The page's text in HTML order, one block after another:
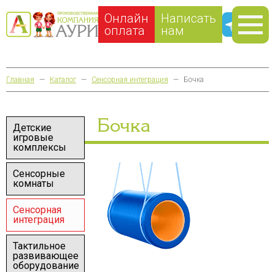
Онлайн
оплата
Написать
нам
Главная — Каталог — Сенсорная интеграция — Бочка
Детские
игровые
комплексы
Сенсорные
комнаты
Сенсорная
интеграция
Тактильное
развивающее
оборудование
Бочка